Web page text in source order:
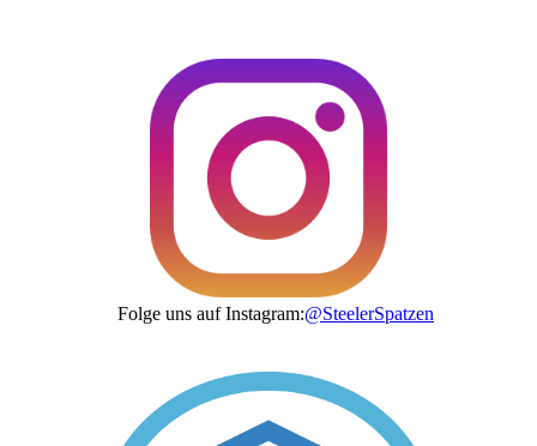
Folge uns auf Instagram:@SteelerSpatzen